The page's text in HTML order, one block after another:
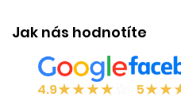
Jak nás hodnotíte
4.9★★★★ 5★★